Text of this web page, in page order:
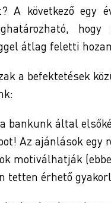
A következő egy
átlag feletti
a befektetések
bankunk által
Az ajánlások egy
motiválhatják
tetten érhető